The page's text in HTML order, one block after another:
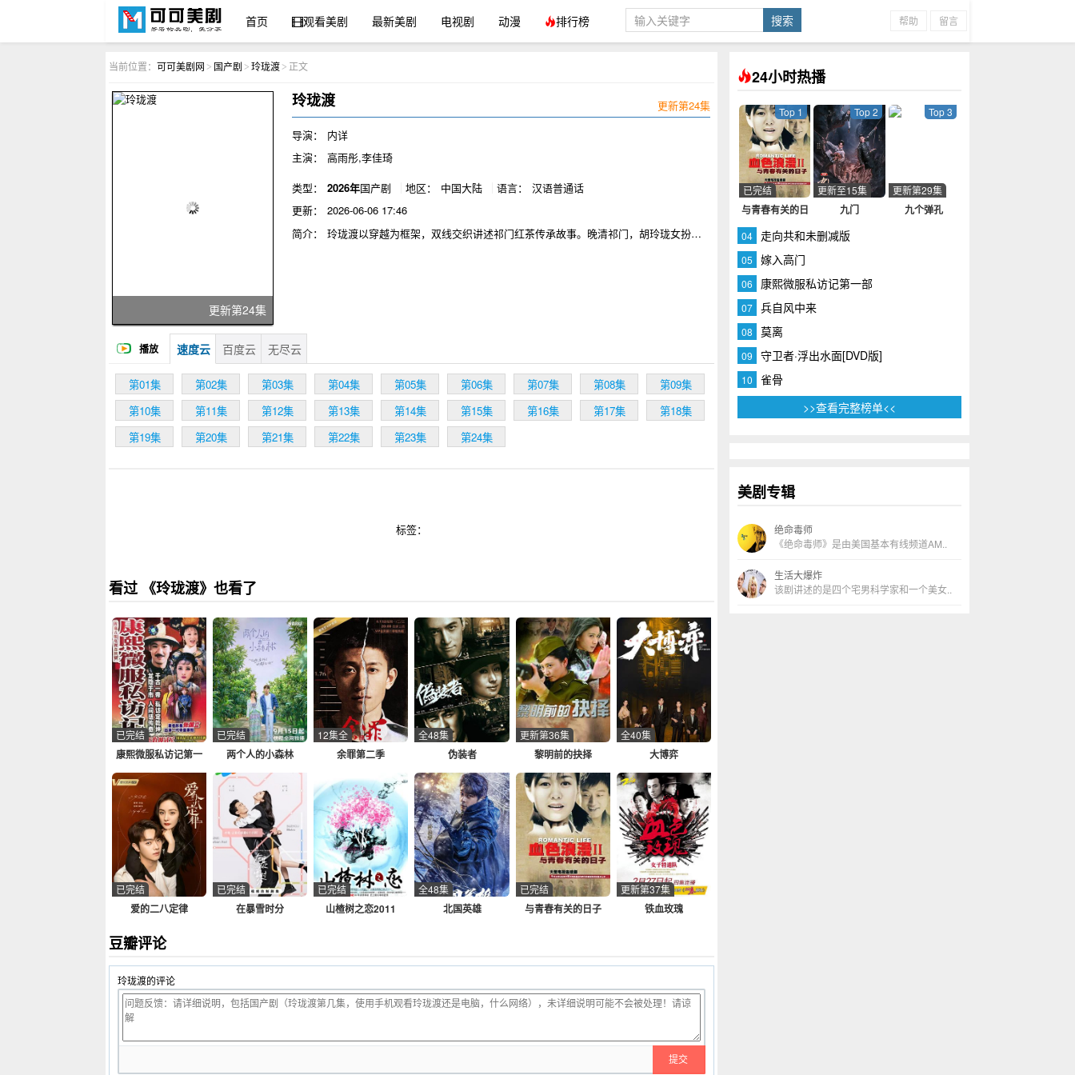
可可美剧网
首页 观看美剧 最新美剧 电视剧 动漫 排行榜 帮助 留言
当前位置： 可可美剧网 > 国产剧 > 玲珑渡 > 正文
更新第24集
玲珑渡
更新第24集
导演：
内详
主演：
高雨彤,李佳琦
类型：
2026年国产剧 地区： 中国大陆 语言：
汉语普通话
更新：
2026-06-06 17:46
简介：
玲珑渡以穿越为框架，双线交织讲述祁门红茶传承故事。晚清祁门，胡玲珑女扮男
播放 速度云 百度云 无尽云
第01集 第02集 第03集 第04集 第05集 第06集 第07集 第08集
第09集
第10集
第11集 第12集 第13集 第14集 第15集 第16集 第17集
第18集
第19集
第20集 第21集 第22集 第23集 第24集
标签：
看过 《玲珑渡》也看了
康熙微服私访记第一
部
已完结
两个人的小森林
已完结
余罪第二季
12集全
伪装者
全48集
黎明前的抉择
更新第36集
大博弈
全40集
爱的二八定律
已完结
在暴雪时分
已完结
山楂树之恋2011
已完结
北国英雄
全48集
与青春有关的日子
已完结
铁血玫瑰
更新第37集
豆瓣评论
玲珑渡的评论
24小时热播
与青春有关的日
Top 1
已完结
九门
Top 2
更新至15集
九个弹孔
Top 3
更新第29集
04 走向共和未删减版
05 嫁入高门
06 康熙微服私访记第一部
07 兵自风中来
08 莫离
09 守卫者·浮出水面[DVD版]
10
雀骨
>>查看完整榜单<<
美剧专辑
绝命毒师
《绝命毒师》是由美国基本有线频道AM..
生活大爆炸
该剧讲述的是四个宅男科学家和一个美女..